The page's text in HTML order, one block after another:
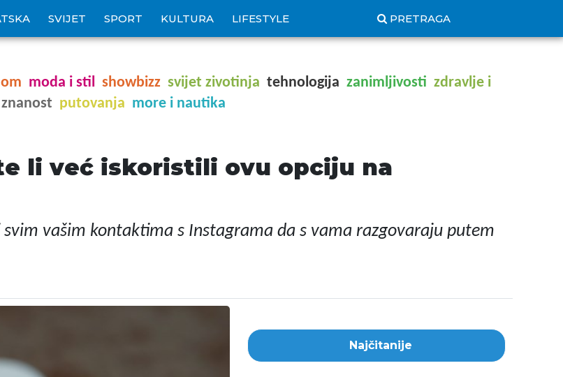
SVIJET SPORT KULTURA LIFESTYLE PRETRAGA
moda i stil showbizz svijet zivotinja tehnologija zanimljivosti zdravlje i
znanost putovanja more i nautika
li već iskoristili ovu opciju na
vašim kontaktima s Instagrama da s vama razgovaraju putem
Najčitanije